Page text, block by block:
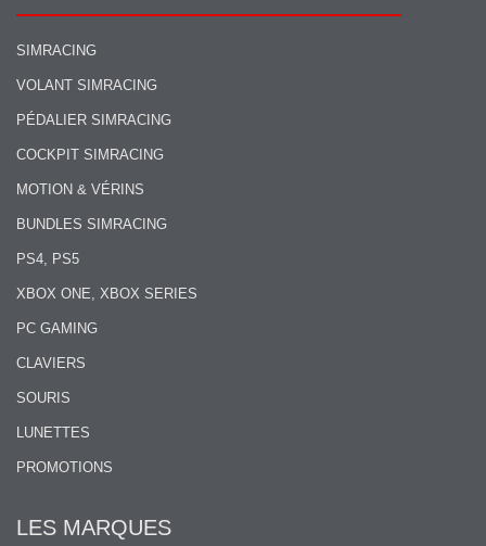
SIMRACING
VOLANT SIMRACING
PÉDALIER SIMRACING
COCKPIT SIMRACING
MOTION & VÉRINS
BUNDLES SIMRACING
PS4, PS5
XBOX ONE, XBOX SERIES
PC GAMING
CLAVIERS
SOURIS
LUNETTES
PROMOTIONS
LES MARQUES